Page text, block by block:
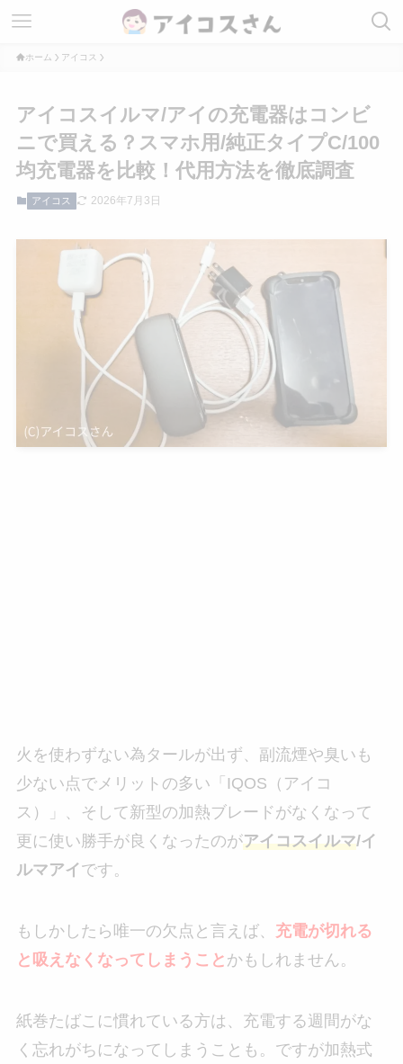
ホーム アイコス
アイコスイルマ/アイの充電器はコンビ
ニで買える？スマホ用/純正タイプC/100
均充電器を比較！代用方法を徹底調査
アイコス 2026年7月3日
火を使わずない為タールが出ず、副流煙や臭いも
少ない点でメリットの多い「IQOS（アイコ
ス）」、そして新型の加熱ブレードがなくなって
更に使い勝手が良くなったのがアイコスイルマ/イ
ルマアイです。
もしかしたら唯一の欠点と言えば、 充電が切れる
と吸えなくなってしまうこと かもしれません。
紙巻たばこに慣れている方は、充電する週間がな
く忘れがちになってしまうことも。ですが加熱式